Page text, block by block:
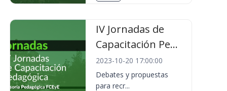
IV Jornadas de
Capacitación Pe...
2023-10-20 17:00:00
Debates y propuestas
para recr...